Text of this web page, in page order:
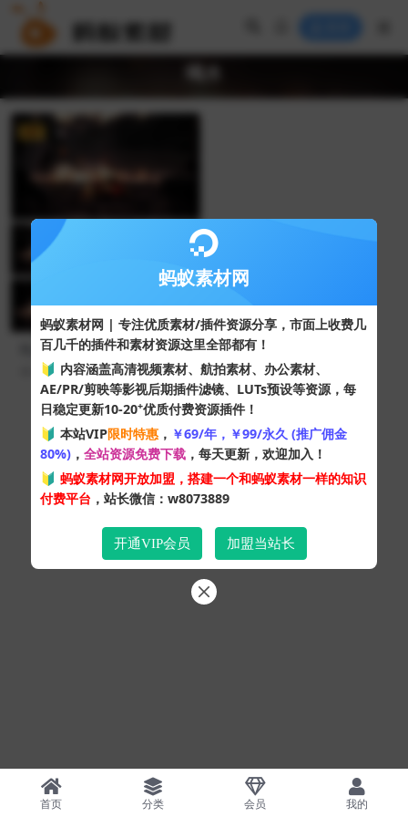
晚上在篝火旁烤火喝水场景视
频素材
39 10
Copyright © 2024蚂蚁素材网- 版权所有 All rights reserved.
粤ICP备19095528号
XML网站地图HTML网站地图 百度地图
SQL：43
Pages：0.35006s
首页 分类 会员 我的
蚂蚁素材网
蚂蚁素材网 | 专注优质素材/插件资源分享，市面上收费几
百几千的插件和素材资源这里全部都有！
🔰 内容涵盖高清视频素材、航拍素材、办公素材、
AE/PR/剪映等影视后期插件滤镜、LUTs预设等资源，每
日稳定更新10-20+优质付费资源插件！
🔰 本站VIP限时特惠 ， ￥69/年，￥99/永久 (推广佣金
80%) ， 全站资源免费下载 ，每天更新，欢迎加入！
🔰 蚂蚁素材网开放加盟，搭建一个和蚂蚁素材一样的知识
付费平台 ，站长微信：w8073889
开通VIP会员 加盟当站长